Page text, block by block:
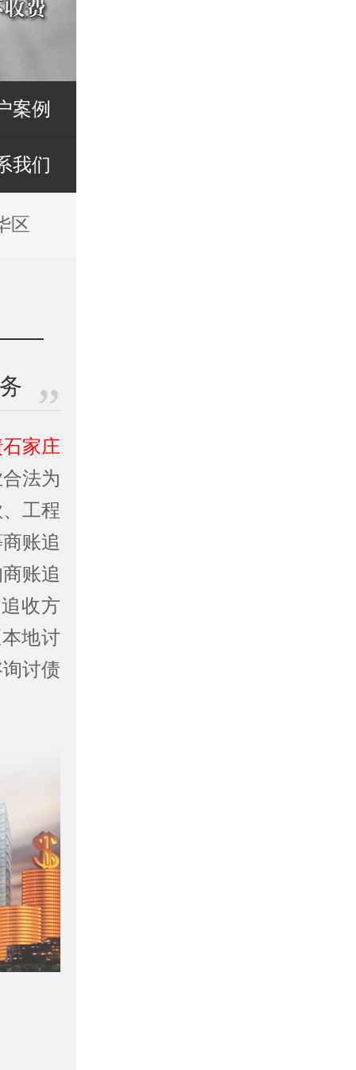
案例
我们
区
家庄
法为
工程
账追
账追
收方
地讨
讨债